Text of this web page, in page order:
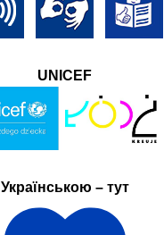
UNICEF
Українською – тут